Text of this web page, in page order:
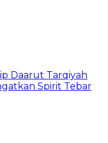
Daarut Tarqiyah
Spirit Tebar